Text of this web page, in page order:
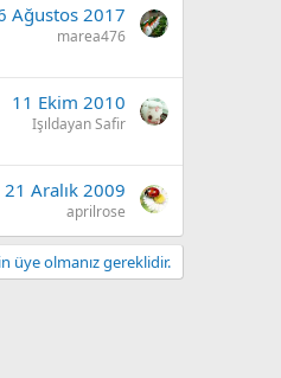
Ağustos 2017
marea476
11 Ekim 2010
Işıldayan Safir
21 Aralık 2009
aprilrose
üye olmanız gereklidir.